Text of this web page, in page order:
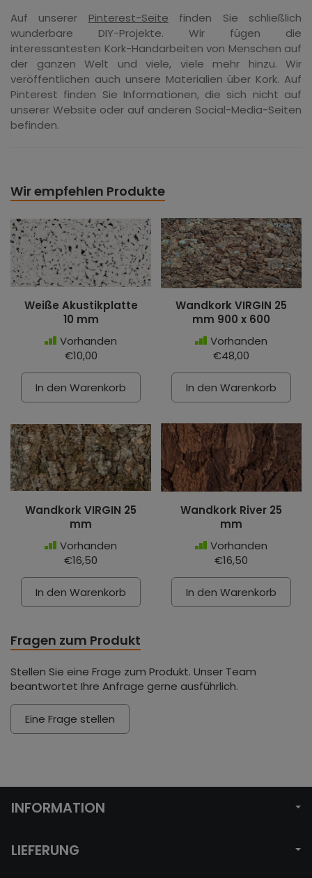
Auf unserer Pinterest-Seite finden Sie schließlich
wunderbare DIY-Projekte. Wir fügen die
interessantesten Kork-Handarbeiten von Menschen auf
der ganzen Welt und viele, viele mehr hinzu. Wir
veröffentlichen auch unsere Materialien über Kork. Auf
Pinterest finden Sie Informationen, die sich nicht auf
unserer Website oder auf anderen Social-Media-Seiten
befinden.
Wir empfehlen Produkte
Weiße Akustikplatte
10 mm
Vorhanden
€10,00
In den Warenkorb
Wandkork VIRGIN 25
mm 900 x 600
Vorhanden
€48,00
In den Warenkorb
Wandkork VIRGIN 25
mm
Vorhanden
€16,50
In den Warenkorb
Wandkork River 25
mm
Vorhanden
€16,50
In den Warenkorb
Fragen zum Produkt
Stellen Sie eine Frage zum Produkt. Unser Team
beantwortet Ihre Anfrage gerne ausführlich.
Eine Frage stellen
INFORMATION
LIEFERUNG